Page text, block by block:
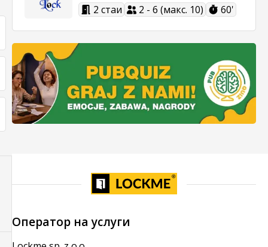
2 стаи 2 - 6 (макс. 10) 60'
Оператор на услуги